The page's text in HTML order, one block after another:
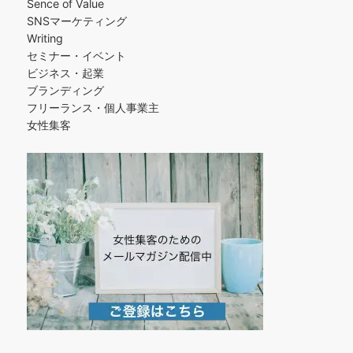
Sence of Value
SNSマーケティング
Writing
セミナー・イベント
ビジネス・起業
ブランディング
フリーランス・個人事業主
女性集客